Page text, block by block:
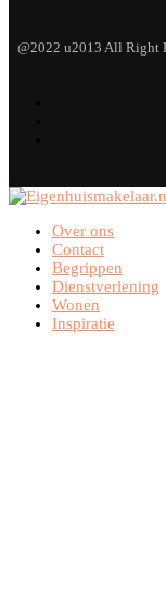
@2022 u2013 All Right
Over ons
Contact
Begrippen
Dienstverlening
Wonen
Inspiratie